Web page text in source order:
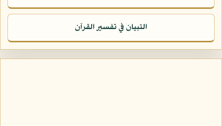
التبيان في تفسير القرآن